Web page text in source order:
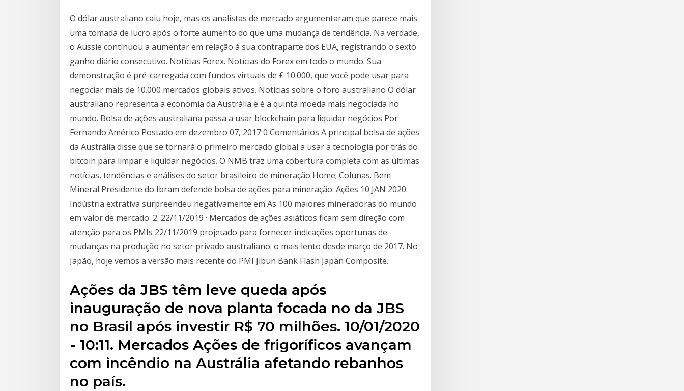
O dólar australiano caiu hoje, mas os analistas de mercado argumentaram que parece mais
uma tomada de lucro após o forte aumento do que uma mudança de tendência. Na verdade,
o Aussie continuou a aumentar em relação à sua contraparte dos EUA, registrando o sexto
ganho diário consecutivo. Notícias Forex. Notícias do Forex em todo o mundo. Sua
demonstração é pré-carregada com fundos virtuais de £ 10.000, que você pode usar para
negociar mais de 10.000 mercados globais ativos. Notícias sobre o foro australiano O dólar
australiano representa a economia da Austrália e é a quinta moeda mais negociada no
mundo. Bolsa de ações australiana passa a usar blockchain para liquidar negócios Por
Fernando Américo Postado em dezembro 07, 2017 0 Comentários A principal bolsa de ações
da Austrália disse que se tornará o primeiro mercado global a usar a tecnologia por trás do
bitcoin para limpar e liquidar negócios. O NMB traz uma cobertura completa com as últimas
notícias, tendências e análises do setor brasileiro de mineração Home; Colunas. Bem
Mineral Presidente do Ibram defende bolsa de ações para mineração. Ações 10 JAN 2020.
Indústria extrativa surpreendeu negativamente em As 100 maiores mineradoras do mundo
em valor de mercado. 2. 22/11/2019 · Mercados de ações asiáticos ficam sem direção com
atenção para os PMIs 22/11/2019 projetado para fornecer indicações oportunas de
mudanças na produção no setor privado australiano. o mais lento desde março de 2017. No
Japão, hoje vemos a versão mais recente do PMI Jibun Bank Flash Japan Composite.
Ações da JBS têm leve queda após
inauguração de nova planta focada no da JBS
no Brasil após investir R$ 70 milhões. 10/01/2020
- 10:11. Mercados Ações de frigoríficos avançam
com incêndio na Austrália afetando rebanhos
no país.